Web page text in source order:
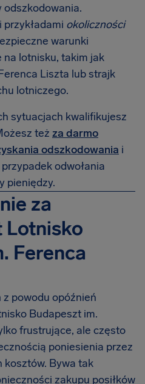
odszkodowania.
okoliczności
warunki
lotnisku, takim jak
Liszta lub strajk
lotniczego.
sytuacjach kwalifikujesz
też za darmo
odszkodowania i
odwołania
pieniędzy.
za
Lotnisko
Ferenca
powodu opóźnień
Budapeszt im.
frustrujące, ale często
poniesienia przez
kosztów. Bywa tak
zakupu posiłków